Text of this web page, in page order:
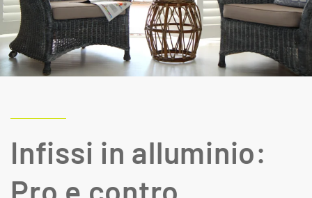
Infissi in alluminio:
Pro e contro